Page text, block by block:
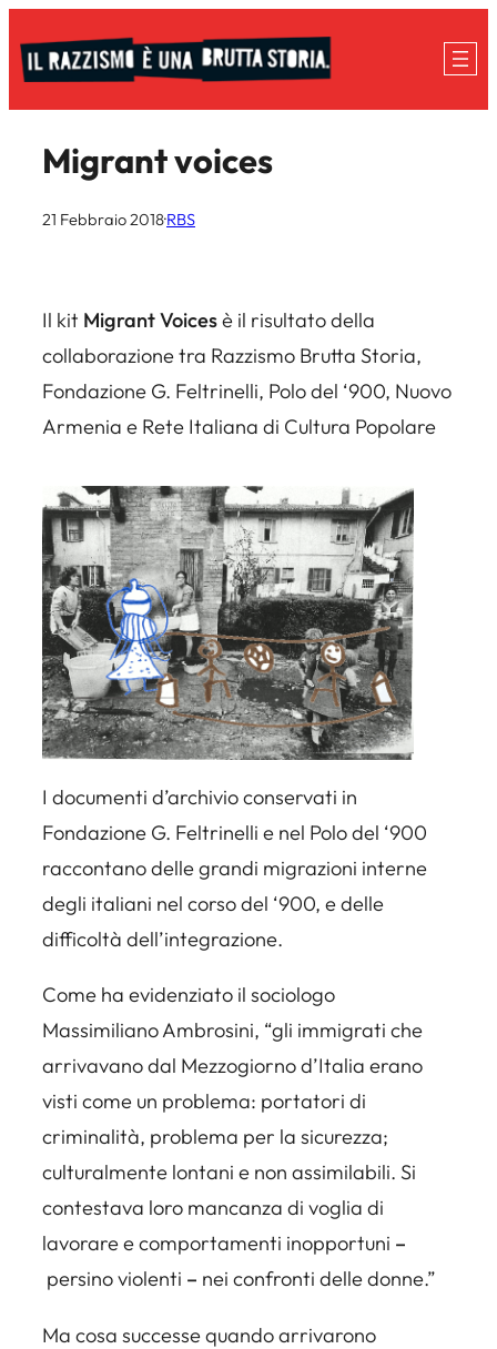
al
Migrant voices
21 Febbraio 2018·RBS
Il kit Migrant Voicesè il risultato della
collaborazione tra Razzismo Brutta Storia,
Fondazione G. Feltrinelli, Polo del ‘900, Nuovo
Armenia e Rete Italiana di Cultura Popolare
I documenti d’archivio conservati in
Fondazione G. Feltrinelli e nel Polo del ‘900
raccontano delle grandi migrazioni interne
degli italiani nel corso del ‘900, e delle
difficoltà dell’integrazione.
Come ha evidenziato il sociologo
Massimiliano Ambrosini, “gli immigrati che
arrivavano dal Mezzogiorno d’Italia erano
visti come un problema: portatori di
criminalità, problema per la sicurezza;
culturalmente lontani e non assimilabili. Si
contestava loro mancanza di voglia di
lavorare e comportamenti inopportuni –
persino violenti – nei confronti delle donne.”
Ma cosa successe quando arrivarono